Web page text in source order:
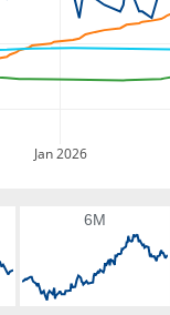
Jan 2026
6M